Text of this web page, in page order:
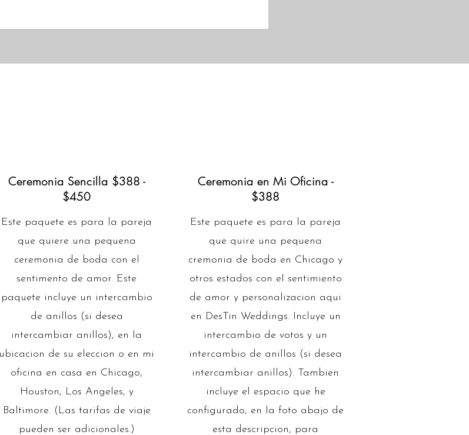
Ceremonia Sencilla $388 -
$450
Este paquete es para la pareja
que quiere una pequena
ceremonia de boda con el
sentimento de amor. Este
paquete incluye un intercambio
de anillos (si desea
intercambiar anillos), en la
ubicacion de su eleccion o en mi
oficina en casa en Chicago,
Houston, Los Angeles, y
Baltimore. (Las tarifas de viaje
pueden ser adicionales.)
Ceremonia en Mi Oficina -
$388
Este paquete es para la pareja
que quire una pequena
cremonia de boda en Chicago y
otros estados con el sentimiento
de amor y personalizacion aqui
en DesTin Weddings. Incluye un
intercambio de votos y un
intercambio de anillos (si desea
intercambiar anillos). Tambien
incluye el espacio que he
configurado, en la foto abajo de
esta descripcion, para